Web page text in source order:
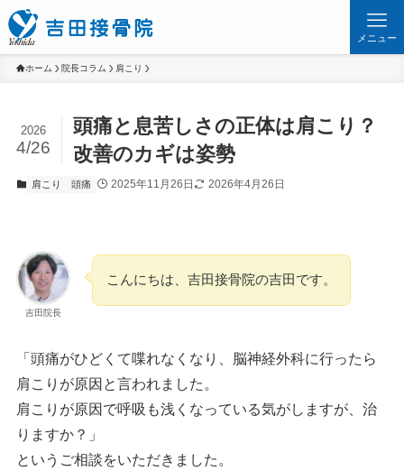
メニュー
ホーム 院長コラム 肩こり
頭痛と息苦しさの正体は肩こり？
改善のカギは姿勢
2026
4/26
肩こり 頭痛 2025年11月26日 2026年4月26日
吉田院長
こんにちは、吉田接骨院の吉田です。
「頭痛がひどくて喋れなくなり、脳神経外科に行ったら
肩こりが原因と言われました。
肩こりが原因で呼吸も浅くなっている気がしますが、治
りますか？」
というご相談をいただきました。